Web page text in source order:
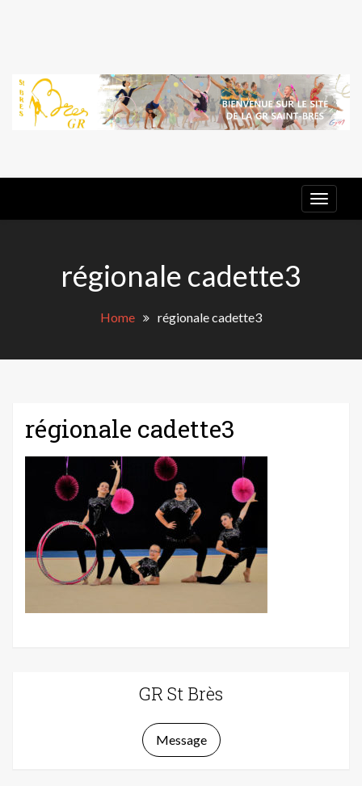
GR ST
BRES
régionale cadette3
Home régionale cadette3
régionale cadette3
GR St Brès
Message